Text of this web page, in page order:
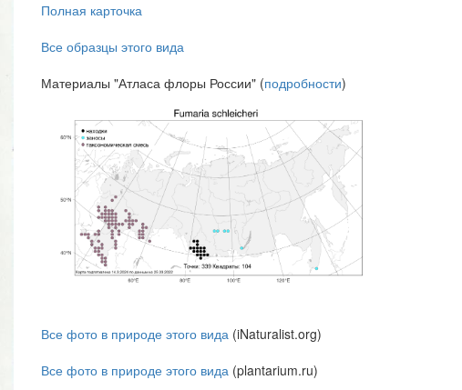
Полная карточка
Все образцы этого вида
Материалы "Атласа флоры России" (подробности)
Все фото в природе этого вида (iNaturalist.org)
Все фото в природе этого вида (plantarium.ru)